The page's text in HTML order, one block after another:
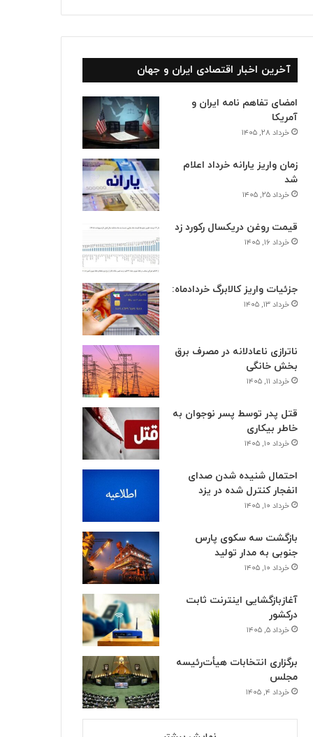
آخرین اخبار اقتصادی ایران و جهان
امضای تفاهم نامه ایران و
آمریکا
خرداد ۲۸, ۱۴۰۵
زمان واریز یارانه خرداد اعلام
شد
خرداد ۲۵, ۱۴۰۵
قیمت روغن دریکسال رکورد زد
خرداد ۱۶, ۱۴۰۵
جزئیات واریز کالابرگ خردادماه:
خرداد ۱۳, ۱۴۰۵
ناترازی ناعادلانه در مصرف برق
بخش خانگی
خرداد ۱۱, ۱۴۰۵
قتل پدر توسط پسر نوجوان به
خاطر بیکاری
خرداد ۱۰, ۱۴۰۵
احتمال شنیده شدن صدای
انفجار کنترل شده در یزد
خرداد ۱۰, ۱۴۰۵
بازگشت سه سکوی پارس
جنوبی به مدار تولید
خرداد ۱۰, ۱۴۰۵
آغازبازگشایی اینترنت ثابت
درکشور
خرداد ۵, ۱۴۰۵
برگزاری انتخابات هیأت‌رئیسه
مجلس
خرداد ۴, ۱۴۰۵